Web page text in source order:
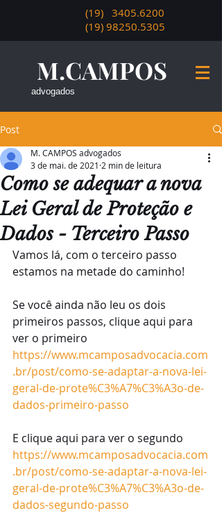
(19) 3405.6200
(19) 98250.5305
advogados
M.CAMPOS
Post
Como se adequar a nova
Lei Geral de Proteção e
Dados - Terceiro Passo
M. CAMPOS advogados
3 de mai. de 2021 2 min de leitura
Vamos lá, com o terceiro passo
estamos na metade do caminho!
Se você ainda não leu os dois
primeiros passos, clique aqui para
ver o primeiro
https://www.mcamposadvocacia.com
.br/post/como-se-adaptar-a-nova-lei-
geral-de-prote%C3%A7%C3%A3o-de-
dados-primeiro-passo
E clique aqui para ver o segundo
https://www.mcamposadvocacia.com
.br/post/como-se-adaptar-a-nova-lei-
geral-de-prote%C3%A7%C3%A3o-de-
dados-segundo-passo